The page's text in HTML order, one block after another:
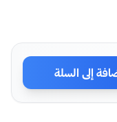
إلى السلة